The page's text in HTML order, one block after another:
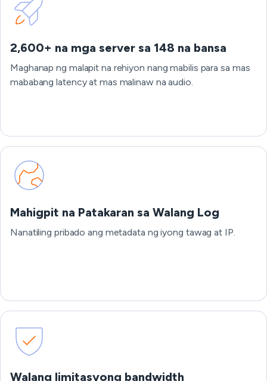
2,600+ na mga server sa 148 na bansa
Maghanap ng malapit na rehiyon nang mabilis para sa mas
mababang latency at mas malinaw na audio.
Mahigpit na Patakaran sa Walang Log
Nanatiling pribado ang metadata ng iyong tawag at IP.
Walang limitasyong bandwidth